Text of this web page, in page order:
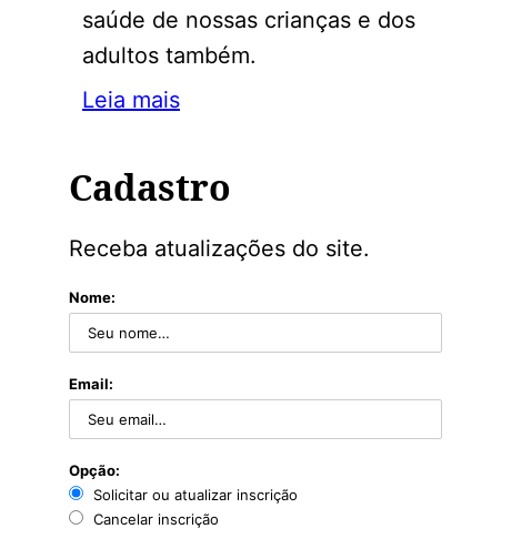
saúde de nossas crianças e dos
adultos também.
Leia mais
Cadastro
Receba atualizações do site.
Nome:
Email:
Opção:
Solicitar ou atualizar inscrição
Cancelar inscrição